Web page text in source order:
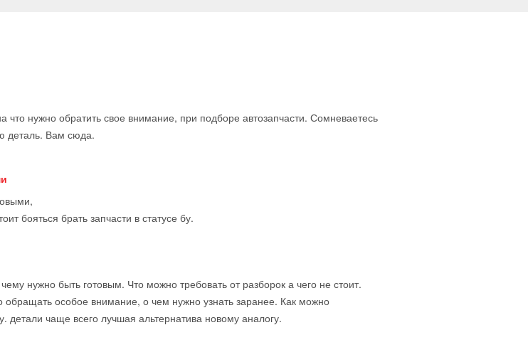
что нужно обратить свое внимание, при подборе автозапчасти. Сомневаетесь
деталь. Вам сюда.
бояться брать запчасти в статусе бу.
нужно быть готовым. Что можно требовать от разборок а чего не стоит.
обращать особое внимание, о чем нужно узнать заранее. Как можно
чаще всего лучшая альтернатива новому аналогу.